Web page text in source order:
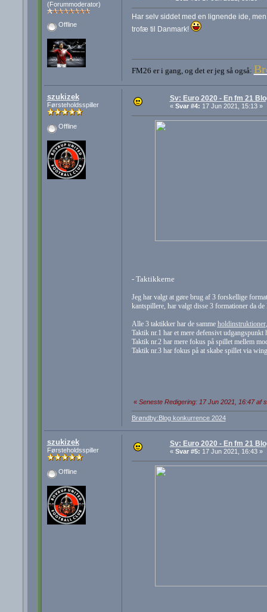
(Forummoderator)
Offline
Har selv siddet med en lignende ide,
trofæ til Danmark!
FM26 er i gang, og det er jeg så også:
szukizek
Førsteholdsspiller
Offline
Sv: Euro 2020 - En fm 21
« Svar #4: 17 Jun 2021, 15:13 »
- Taktikkerne
Jeg har valgt at gøre brug af 3 forskellige
kantspillere, har valgt disse 3 formationer da
Alle 3 taktikker har de samme holdinstruktioner
Taktik nr.1 har et mere defensivt
Taktik nr.2 har mere fokus på spillet mellem
Taktik nr.3 har fokus på at skabe spillet via
« Seneste Redigering: 17 Jun 2021, 16:47 af
Brøndby:Blog konkurrence 2024
szukizek
Førsteholdsspiller
Offline
Sv: Euro 2020 - En fm 21
« Svar #5: 17 Jun 2021, 16:43 »